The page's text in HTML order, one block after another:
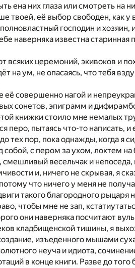
ена них глаза или смотреть на
твоей, её выбор свободен, как
господин и
наверняка известна
всяких церемоний, экивоков и
на ум, не опасаясь, что тебя
её совершенно нагой и
сонетов, эпиграмм и
книжки стоило мне немалых
перо, пытаясь что-то написать,
тех пор, пока однажды, когда
с пером за ухом, локтем
смешливый весельчак и
и, ничего не скрывая, я
что ничего у меня не
такого благородного рыцаря
чтобы мне не зап,
они наверняка посчитают
кладбищенской тишины, я
изъеденного мышами
неуча и идиота,
в конце книги. Разве до